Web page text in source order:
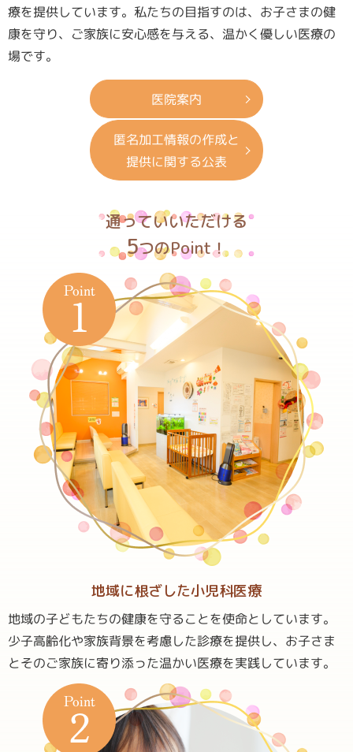
療を提供しています。私たちの目指すのは、お子さまの健
康を守り、ご家族に安心感を与える、温かく優しい医療の
場です。
医院案内
匿名加工情報の作成と
提供に関する公表
通っていいただける
5つのPoint！
地域に根ざした小児科医療
地域の子どもたちの健康を守ることを使命としています。
少子高齢化や家族背景を考慮した診療を提供し、お子さま
とそのご家族に寄り添った温かい医療を実践しています。